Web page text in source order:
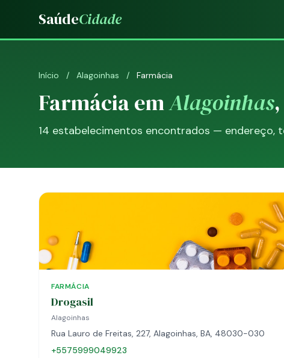
SaúdeCidade
Início / Alagoinhas / Farmácia
Farmácia emAlagoinhas
14 estabelecimentos encontrados — endereço,
FARMÁCIA
Drogasil
Alagoinhas
Rua Lauro de Freitas, 227, Alagoinhas, BA, 48030-030
+5575999049923